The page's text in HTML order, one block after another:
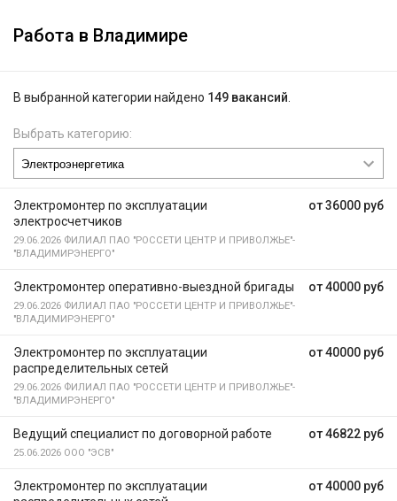
Работа в Владимире
В выбранной категории найдено 149 вакансий
Выбрать категорию:
от 36000 руб
Электромонтер по эксплуатации
электросчетчиков
29.06.2026 ФИЛИАЛ ПАО "РОССЕТИ ЦЕНТР И ПРИВОЛЖЬЕ"-
"ВЛАДИМИРЭНЕРГО"
от 40000 руб
Электромонтер оперативно-выездной бригады
29.06.2026 ФИЛИАЛ ПАО "РОССЕТИ ЦЕНТР И ПРИВОЛЖЬЕ"-
"ВЛАДИМИРЭНЕРГО"
от 40000 руб
Электромонтер по эксплуатации
распределительных сетей
29.06.2026 ФИЛИАЛ ПАО "РОССЕТИ ЦЕНТР И ПРИВОЛЖЬЕ"-
"ВЛАДИМИРЭНЕРГО"
от 46822 руб
Ведущий специалист по договорной работе
25.06.2026 ООО "ЭСВ"
от 40000 руб
Электромонтер по эксплуатации